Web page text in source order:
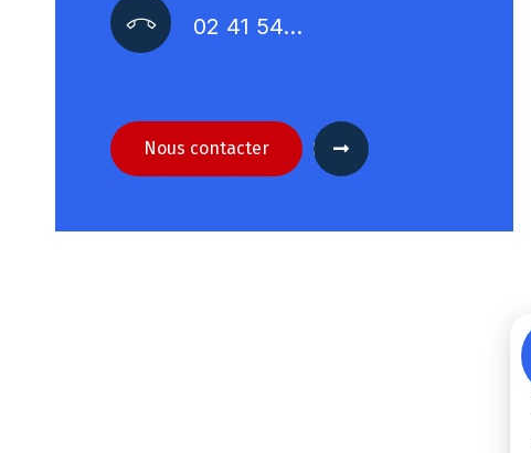
02 41 54…
Nous contacter